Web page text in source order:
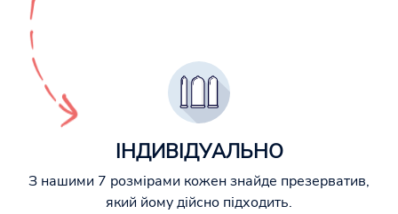
ІНДИВІДУАЛЬНО
З нашими 7 розмірами кожен знайде презерватив,
який йому дійсно підходить.